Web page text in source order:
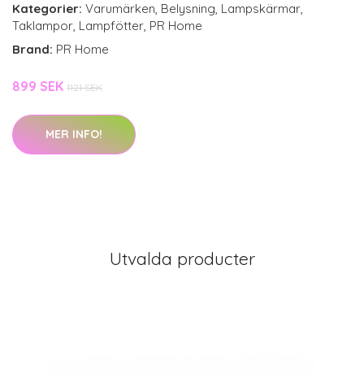
Kategorier: Varumärken, Belysning, Lampskärmar,
Taklampor, Lampfötter, PR Home
Brand: PR Home
899 SEK 1121 SEK
MER INFO!
Utvalda producter